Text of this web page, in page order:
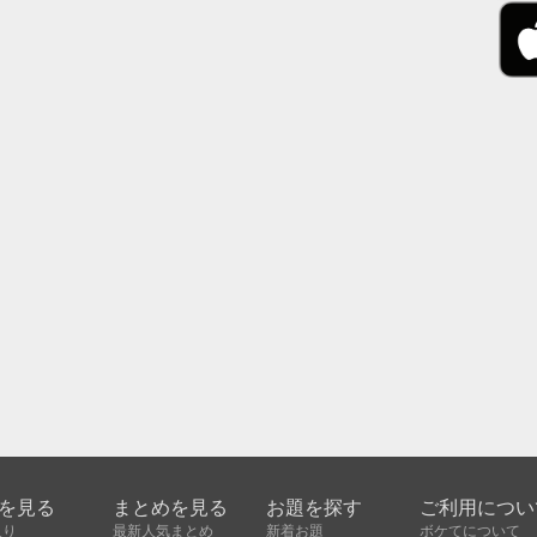
見る まとめを見る
最新人気まとめ
お題を探す
新着お題
ご利用につ
ボケてについて